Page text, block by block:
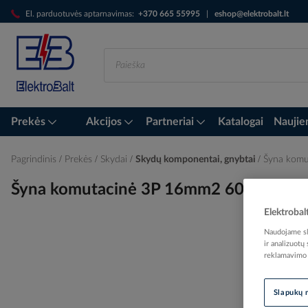
El. parduotuvės aptarnavimas: +370 665 55995 eshop@elektrobalt.lt
Skip
to
Content
Prekės Akcijos Partneriai Katalogai
Pagrindinis Prekės Skydai Skydų komponentai, gnybtai Šyna
Šyna komutacinė 3P 16mm2 60
Naudojame
ir analizuotų
reklamavimo
Slapukų